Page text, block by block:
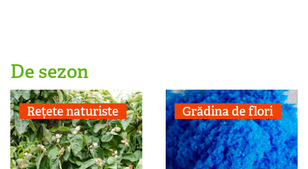
De sezon
Rețete naturiste Grădina de flori